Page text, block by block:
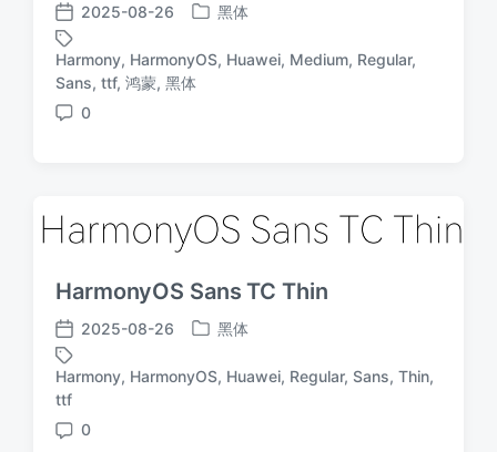
发
布
日
期
2025-08-26
发
于
黑体
标
签
Harmony, HarmonyOS, Huawei, Medium, Regular,
Sans, ttf, 鸿蒙, 黑体
评
0
HarmonyOS Sans TC Thin
发
布
日
期
2025-08-26
发
于
黑体
标
Harmony, HarmonyOS, Huawei, Regular, Sans, Thin,
ttf
评
0